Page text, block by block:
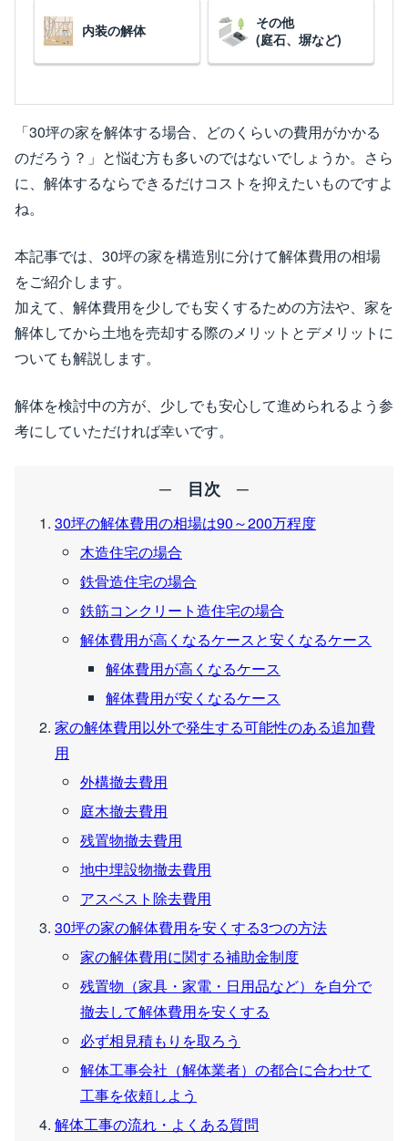
内装の解体
その他
(庭石、塀など)
「30坪の家を解体する場合、どのくらいの費用がかかる
のだろう？」と悩む方も多いのではないでしょうか。さら
に、解体するならできるだけコストを抑えたいものですよ
ね。
本記事では、30坪の家を構造別に分けて解体費用の相場
をご紹介します。
加えて、解体費用を少しでも安くするための方法や、家を
解体してから土地を売却する際のメリットとデメリットに
ついても解説します。
解体を検討中の方が、少しでも安心して進められるよう参
考にしていただければ幸いです。
30坪の解体費用の相場は90～200万程度
木造住宅の場合
鉄骨造住宅の場合
鉄筋コンクリート造住宅の場合
解体費用が高くなるケースと安くなるケース
解体費用が高くなるケース
解体費用が安くなるケース
家の解体費用以外で発生する可能性のある追加費
用
外構撤去費用
庭木撤去費用
残置物撤去費用
地中埋設物撤去費用
アスベスト除去費用
30坪の家の解体費用を安くする3つの方法
家の解体費用に関する補助金制度
残置物（家具・家電・日用品など）を自分で
撤去して解体費用を安くする
必ず相見積もりを取ろう
解体工事会社（解体業者）の都合に合わせて
工事を依頼しよう
解体工事の流れ・よくある質問